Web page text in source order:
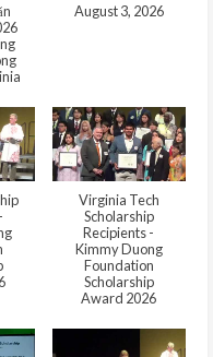
August 3, 2026
Virginia Tech
Scholarship
Recipients -
Kimmy Duong
Foundation
Scholarship
Award 2026